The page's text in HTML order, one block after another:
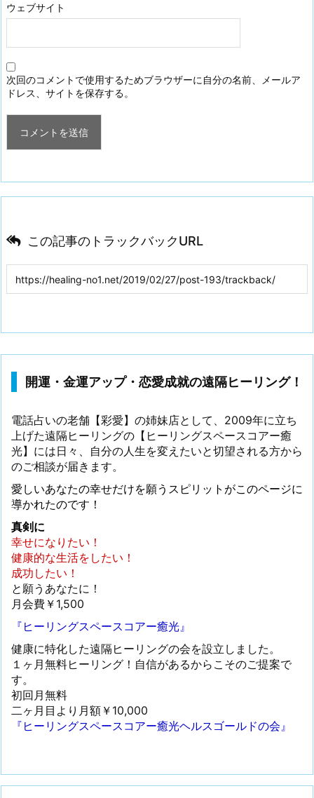
ウェブサイト
次回のコメントで使用するためブラウザーに自分の名前、メールア
ドレス、サイトを保存する。
この記事のトラックバックURL
開運・金運アップ・恋愛成就の遠隔ヒーリング！
電話占いの老舗【彩愛】の姉妹店として、2009年に立ち
上げた遠隔ヒーリングの【ヒーリングスペースコアー癒
光】には日々、自分の人生を変えたいと切望される方から
のご相談が届きます。
愛しいあなたの幸せだけを願うスピリットがこのページに
導かれたのです！
真剣に
幸せになりたい！
健康的な生活をしたい！
成功したい！
と願うあなたに！
月会費￥1,500
『ヒーリングスペースコアー癒光』
健康に特化した遠隔ヒーリングの会を設立しました。
１ヶ月無料ヒーリング！自信があるからこそのご提案で
す。
初回月無料
二ヶ月目より月額￥10,000
『ヒーリングスペースコアー癒光ヘルスゴールドの会』